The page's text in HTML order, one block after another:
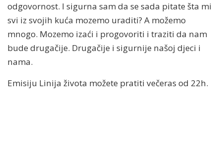
odgovornost. I sigurna sam da se sada pitate šta mi
svi iz svojih kuća mozemo uraditi? A možemo
mnogo. Mozemo izaći i progovoriti i traziti da nam
bude drugačije. Drugačije i sigurnije našoj djeci i
nama.
Emisiju Linija života možete pratiti večeras od 22h.